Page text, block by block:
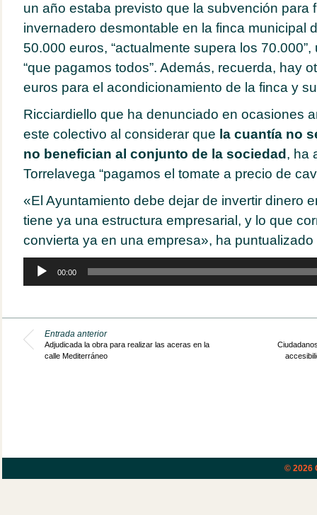
un año estaba previsto que la subvención para
invernadero desmontable en la finca municipal
50.000 euros, “actualmente supera los
“que pagamos todos”. Además, recuerda, hay
euros para el acondicionamiento de la finca y
Ricciardiello que ha denunciado en ocasiones
este colectivo al considerar que la cuantía no
no benefician al conjunto de la sociedad , ha
Torrelavega “pagamos el tomate a precio de
«El Ayuntamiento debe dejar de invertir dinero
tiene ya una estructura empresarial, y lo que
convierta ya en una empresa», ha
Reproductor
audio
00:00
Entrada anterior
Adjudicada la obra para realizar las aceras en la
calle Mediterráneo
© 2026